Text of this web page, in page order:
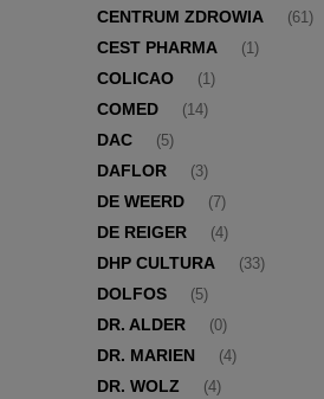
CENTRUM ZDROWIA (61)
CEST PHARMA (1)
COLICAO (1)
COMED (14)
DAC (5)
DAFLOR (3)
DE WEERD (7)
DE REIGER (4)
DHP CULTURA (33)
DOLFOS (5)
DR. ALDER (0)
DR. MARIEN (4)
DR. WOLZ (4)